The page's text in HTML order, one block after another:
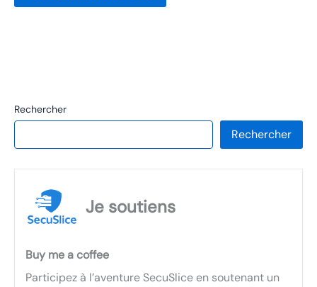
Rechercher
Rechercher
Je soutiens
Buy me a coffee
Participez à l’aventure SecuSlice en soutenant un